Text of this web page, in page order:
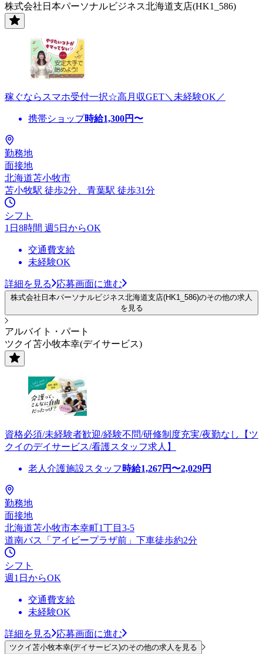
株式会社日本パーソナルビジネス北海道支店(HK1_586)
稼ぐならスマホ受付一択☆高月収GET＼未経験OK／
携帯ショップ時給1,300円〜
勤務地
面接地
北海道苫小牧市
苫小牧駅 徒歩2分、青葉駅 徒歩31分
シフト
1日8時間 週5日からOK
交通費支給
未経験OK
詳細を見る 応募画面に進む
株式会社日本パーソナルビジネス北海道支店(HK1_586)のその他の求人
を見る
アルバイト・パート
ツクイ苫小牧本幸(デイサービス)
資格必須/未経験者歓迎/経験不問/研修制度充実/夜勤なし【ツ
クイのデイサービス/看護スタッフ求人】
老人介護施設スタッフ 時給1,267円〜2,029円
勤務地
面接地
北海道苫小牧市本幸町1丁目3-5
道南バス「アイビープラザ前」下車徒歩約2分
シフト
週1日からOK
交通費支給
未経験OK
詳細を見る 応募画面に進む
ツクイ苫小牧本幸(デイサービス)のその他の求人を見る